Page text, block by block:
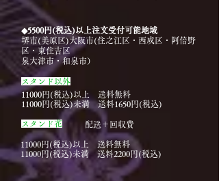
◆5500円(税込)以上注文受付可能地域
堺市(美原区)大阪市(住之江区・西成区・阿倍野
区・東住吉区
​泉大津市・和泉市）
​スタンド以外
11000円(税込)以上 送料無料
11000円(税込)未満 送料1650円(税込)
スタンド花 配送＋回収費
11000円(税込)以上 送料無料
11000円(税込)未満 送料2200円(税込)